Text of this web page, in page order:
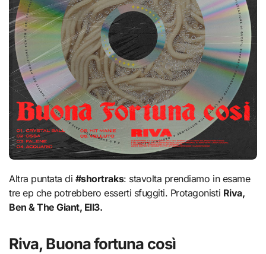
Altra puntata di #shortraks: stavolta prendiamo in esame
tre ep che potrebbero esserti sfuggiti. Protagonisti Riva,
Ben & The Giant, Ell3.
Riva, Buona fortuna così